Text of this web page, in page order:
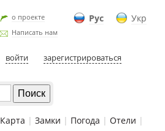
Рус Укр
о проекте
Написать нам
войти зарегистрироваться
Карта | Замки | Погода | Отели |